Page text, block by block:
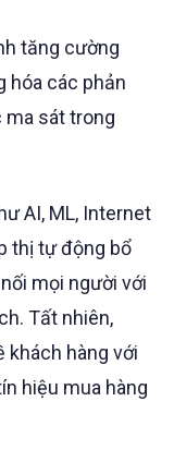
tăng cường
hóa các phản
ma sát trong
AI, ML, Internet
thị tự động bổ
mọi người với
Tất nhiên,
khách hàng với
hiệu mua hàng